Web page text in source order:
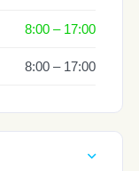
8:00 – 17:00
8:00 – 17:00